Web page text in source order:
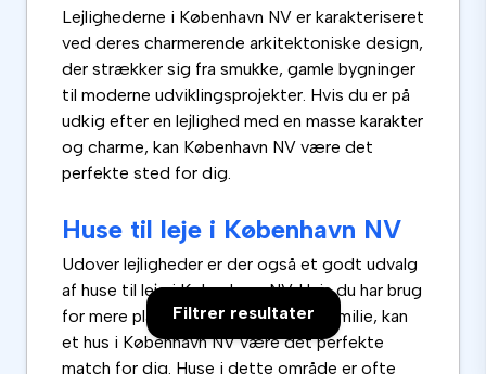
Filtrer resultater
Lejlighederne i København NV er karakteriseret
ved deres charmerende arkitektoniske design,
der strækker sig fra smukke, gamle bygninger
til moderne udviklingsprojekter. Hvis du er på
udkig efter en lejlighed med en masse karakter
og charme, kan København NV være det
perfekte sted for dig.
Huse til leje i København NV
Udover lejligheder er der også et godt udvalg
af huse til leje i København NV. Hvis du har brug
for mere plads, eller måske har en familie, kan
et hus i København NV være det perfekte
match for dig. Huse i dette område er ofte